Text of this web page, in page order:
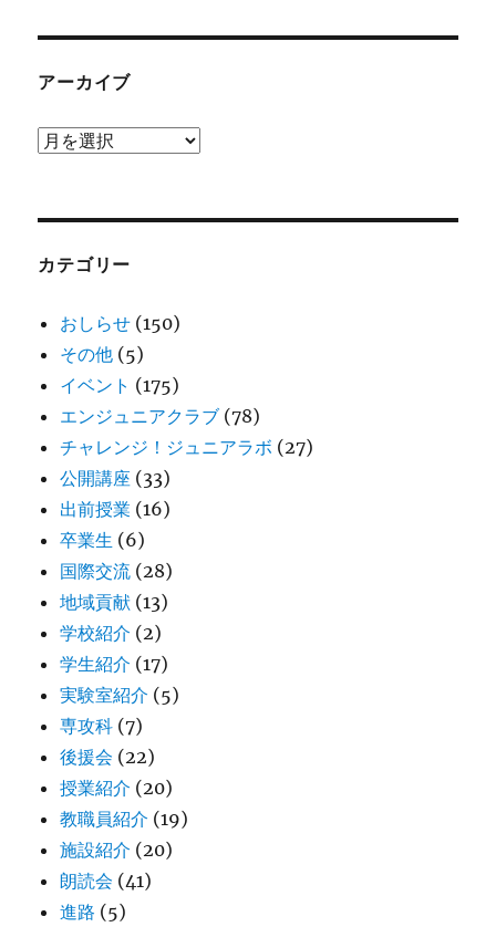
アーカイブ
ア
ブ
カテゴリー
おしらせ (150)
その他 (5)
イベント (175)
エンジュニアクラブ (78)
チャレンジ！ジュニアラボ (27)
公開講座 (33)
出前授業 (16)
卒業生 (6)
国際交流 (28)
地域貢献 (13)
学校紹介 (2)
学生紹介 (17)
実験室紹介 (5)
専攻科 (7)
後援会 (22)
授業紹介 (20)
教職員紹介 (19)
施設紹介 (20)
朗読会 (41)
進路 (5)